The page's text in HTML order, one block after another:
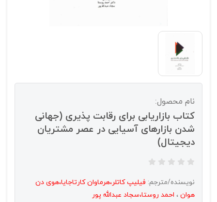
نام محصول:
کتاب بازاریابی برای رقابت پذیری (جهانی
شدن بازارهای آسیایی در عصر مشتریان
دیجیتال)
نویسنده/مترجم: فیلیپ کاتلر،هرماوان کارتاجایا،هوی دن
هوان ، احمد روستا،سجاد عبدالله پور